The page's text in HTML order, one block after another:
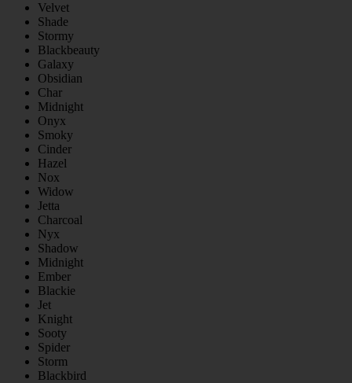
Velvet
Shade
Stormy
Blackbeauty
Galaxy
Obsidian
Char
Midnight
Onyx
Smoky
Cinder
Hazel
Nox
Widow
Jetta
Charcoal
Nyx
Shadow
Midnight
Ember
Blackie
Jet
Knight
Sooty
Spider
Storm
Blackbird